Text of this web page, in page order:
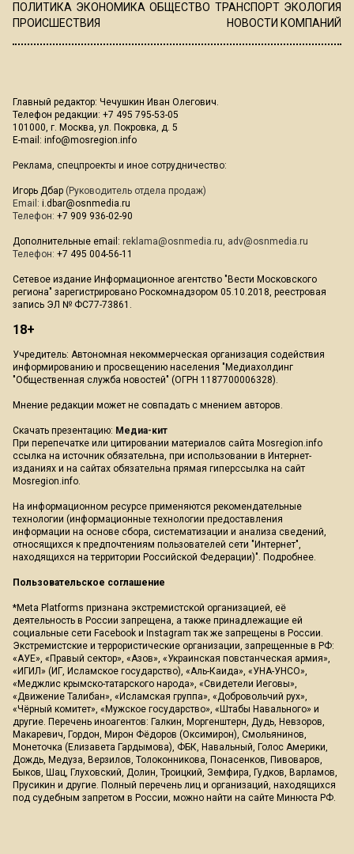
ПОЛИТИКА ЭКОНОМИКА ОБЩЕСТВО ТРАНСПОРТ ЭКОЛОГИЯ
ПРОИСШЕСТВИЯ
НОВОСТИ КОМПАНИЙ
Главный редактор: Чечушкин Иван Олегович.
Телефон редакции: +7 495 795-53-05
101000, г. Москва, ул. Покровка, д. 5
E-mail: info@mosregion.info
Реклама, спецпроекты и иное сотрудничество:
Игорь Дбар (Руководитель отдела продаж)
Email: i.dbar@osnmedia.ru
Телефон: +7 909 936-02-90
Дополнительные email: reklama@osnmedia.ru, adv@osnmedia.ru
Телефон: +7 495 004-56-11
Сетевое издание Информационное агентство "Вести Московского
региона" зарегистрировано Роскомнадзором 05.10.2018, реестровая
запись ЭЛ № ФС77-73861.
18+
Учредитель: Автономная некоммерческая организация содействия
информированию и просвещению населения "Медиахолдинг
"Общественная служба новостей" (ОГРН 1187700006328).
Мнение редакции может не совпадать с мнением авторов.
Скачать презентацию: Медиа-кит
При перепечатке или цитировании материалов сайта Mosregion.info
ссылка на источник обязательна, при использовании в Интернет-
изданиях и на сайтах обязательна прямая гиперссылка на сайт
Mosregion.info.
На информационном ресурсе применяются рекомендательные
технологии (информационные технологии предоставления
информации на основе сбора, систематизации и анализа сведений,
относящихся к предпочтениям пользователей сети "Интернет",
находящихся на территории Российской Федерации)". Подробнее.
Пользовательское соглашение
*Meta Platforms признана экстремистской организацией, её
деятельность в России запрещена, а также принадлежащие ей
социальные сети Facebook и Instagram так же запрещены в России.
Экстремистские и террористические организации, запрещенные в РФ:
«АУЕ», «Правый сектор», «Азов», «Украинская повстанческая армия»,
«ИГИЛ» (ИГ, Исламское государство), «Аль-Каида», «УНА-УНСО»,
«Меджлис крымско-татарского народа», «Свидетели Иеговы»,
«Движение Талибан», «Исламская группа», «Добровольчий рух»,
«Чёрный комитет», «Мужское государство», «Штабы Навального» и
другие. Перечень иноагентов: Галкин, Моргенштерн, Дудь, Невзоров,
Макаревич, Гордон, Мирон Фёдоров (Оксимирон), Смольянинов,
Монеточка (Елизавета Гардымова), ФБК, Навальный, Голос Америки,
Дождь, Медуза, Верзилов, Толоконникова, Понасенков, Пивоваров,
Быков, Шац, Глуховский, Долин, Троицкий, Земфира, Гудков, Варламов,
Прусикин и другие. Полный перечень лиц и организаций, находящихся
под судебным запретом в России, можно найти на сайте Минюста РФ.